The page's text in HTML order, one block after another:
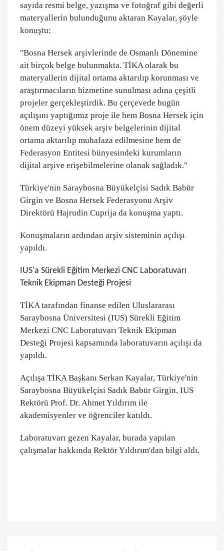
sayıda resmi belge, yazışma ve fotoğraf gibi değerli
materyallerin bulunduğunu aktaran Kayalar, şöyle
konuştu:
"Bosna Hersek arşivlerinde de Osmanlı Dönemine
ait birçok belge bulunmakta. TİKA olarak bu
materyallerin dijital ortama aktarılıp korunması ve
araştırmacıların hizmetine sunulması adına çeşitli
projeler gerçekleştirdik. Bu çerçevede bugün
açılışını yaptığımız proje ile hem Bosna Hersek için
önem düzeyi yüksek arşiv belgelerinin dijital
ortama aktarılıp muhafaza edilmesine hem de
Federasyon Entitesi bünyesindeki kurumların
dijital arşive erişebilmelerine olanak sağladık."
Türkiye'nin Saraybosna Büyükelçisi Sadık Babür
Girgin ve Bosna Hersek Federasyonu Arşiv
Direktörü Hajrudin Cuprija da konuşma yaptı.
Konuşmaların ardından arşiv sisteminin açılışı
yapıldı.
IUS'a Sürekli Eğitim Merkezi CNC Laboratuvarı
Teknik Ekipman Desteği Projesi
TİKA tarafından finanse edilen Uluslararası
Saraybosna Üniversitesi (IUS) Sürekli Eğitim
Merkezi CNC Laboratuvarı Teknik Ekipman
Desteği Projesi kapsamında laboratuvarın açılışı da
yapıldı.
Açılışa TİKA Başkanı Serkan Kayalar, Türkiye'nin
Saraybosna Büyükelçisi Sadık Babür Girgin, IUS
Rektörü Prof. Dr. Ahmet Yıldırım ile
akademisyenler ve öğrenciler katıldı.
Laboratuvarı gezen Kayalar, burada yapılan
çalışmalar hakkında Rektör Yıldırım'dan bilgi aldı.​​​​​